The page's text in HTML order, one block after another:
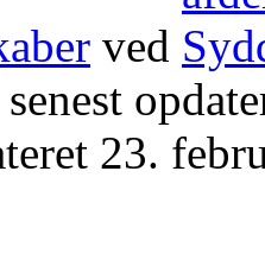
ved
23.